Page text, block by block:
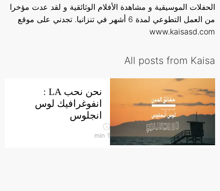
الحفلات الموسيقية و مشاهدة الأفلام الوثائقية و لقد عدت مؤخرا
من العمل التطوعي لمدة 6 أشهر في تنزانيا. تجدني على موقع
www.kaisasd.com
All posts from Kaisa
نحن نحب LA :
انفوغرافيك لوس
انجلوس
1
min